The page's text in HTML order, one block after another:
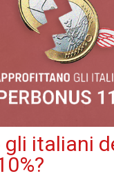
gli italiani